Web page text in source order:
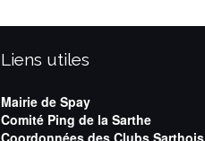
Liens utiles
Mairie de Spay
Comité Ping de la Sarthe
Coordonnées des Clubs Sarthois